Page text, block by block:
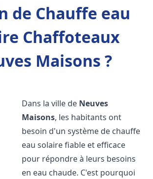
de Chauffe eau
Chaffoteaux
Maisons ?
Dans la ville de Neuves
Maisons, les habitants ont
besoin d'un système de chauffe
eau solaire fiable et efficace
pour répondre à leurs besoins
en eau chaude. C'est pourquoi